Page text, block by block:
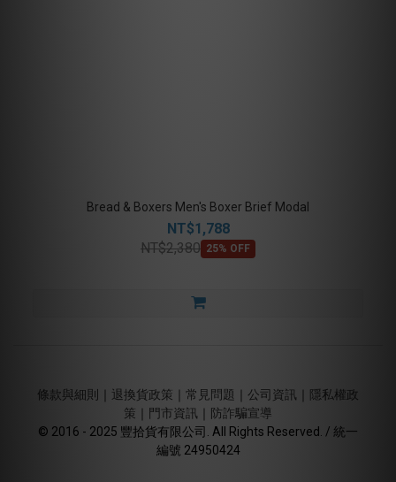
Bread & Boxers Men's Boxer Brief Modal
NT$1,788
NT$2,380 25% OFF
條款與細則 退換貨政策 常見問題 公司資訊
隱私權政
策
門市資訊
防詐騙宣導
© 2016 - 2025 豐拾貨有限公司. All Rights Reserved. / 統一
編號 24950424